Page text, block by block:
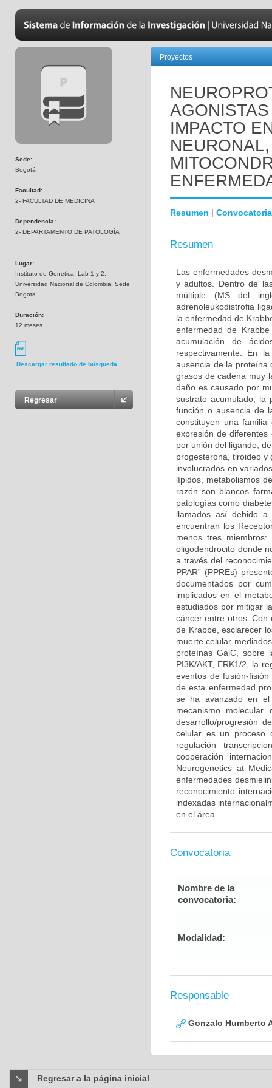
Sede:
Bogotá
Facultad:
2- FACULTAD DE MEDICINA
Dependencia:
2- DEPARTAMENTO DE PATOLOGÍA
Lugar:
Instituto de Genetica, Lab 1 y 2,
Universidad Nacional de Colombia, Sede
Bogota
Duración:
12 meses
Descargar resultado de búsqueda
Regresar
Proyectos
IMPACTO
Resumen | Convocatoria
Resumen
Las enfermedades
y adultos. Dentro de
múltiple (MS del
adrenoleukodistrofia
la enfermedad de
enfermedad de
acumulación de
respectivamente. En
ausencia de la proteína
grasos de cadena muy
daño es causado por
sustrato acumulado, la
función o ausencia de
constituyen una
expresión de
por unión del ligando;
progesterona, tiroideo y
involucrados en
lípidos, metabolismos
razón son blancos
patologías como
llamados así debido
encuentran los
menos tres miembros:
oligodendrocito donde
a través del
PPAR” (PPREs)
documentados por
implicados en el
estudiados por mitigar
cáncer entre otros. Con
de Krabbe, esclarecer
muerte celular
proteínas GalC, sobre
PI3K/AKT, ERK1/2, la
eventos de fusión-
de esta enfermedad
se ha avanzado en el
mecanismo
desarrollo/progresión
celular es un proceso
regulación
cooperación
Neurogenetics at
enfermedades
reconocimiento
indexadas
en el área.
Convocatoria
Nombre de la
convocatoria:
Modalidad:
Responsable
Gonzalo Humberto
Regresar a la página inicial